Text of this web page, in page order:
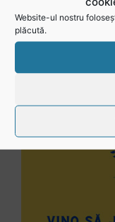
Website-ul nostru
plăcută.